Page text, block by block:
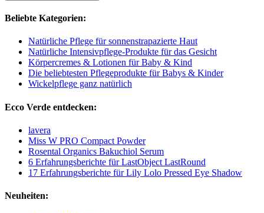
Beliebte Kategorien:
Natürliche Pflege für sonnenstrapazierte Haut
Natürliche Intensivpflege-Produkte für das Gesicht
Körpercremes & Lotionen für Baby & Kind
Die beliebtesten Pflegeprodukte für Babys & Kinder
Wickelpflege ganz natürlich
Ecco Verde entdecken:
lavera
Miss W PRO Compact Powder
Rosental Organics Bakuchiol Serum
6 Erfahrungsberichte für LastObject LastRound
17 Erfahrungsberichte für Lily Lolo Pressed Eye Shadow
Neuheiten: